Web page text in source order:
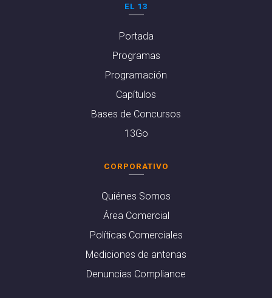
EL 13
Portada
Programas
Programación
Capítulos
Bases de Concursos
13Go
CORPORATIVO
Quiénes Somos
Área Comercial
Políticas Comerciales
Mediciones de antenas
Denuncias Compliance